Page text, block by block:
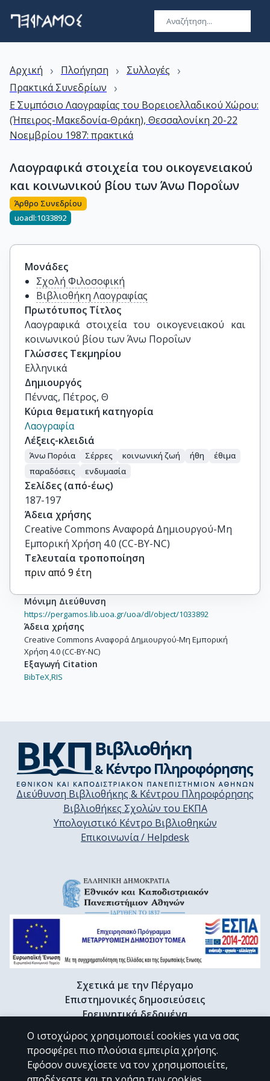
Αρχική › Πλοήγηση › Συλλογές ›
Πρακτικά Συνεδρίων ›
Ε΄ Συμπόσιο Λαογραφίας του Βορειοελλαδικού Χώρου:
(Ήπειρος-Μακεδονία-Θράκη), Θεσσαλονίκη 20-22
Νοεμβρίου 1987: πρακτικά
Λαογραφικά στοιχεία του οικογενειακού
και κοινωνικού βίου των Άνω Ποροΐων
Άρθρο Συνεδρίου
uoadl:1033892
Μονάδες
Σχολή Φιλοσοφική
Βιβλιοθήκη Λαογραφίας
Πρωτότυπος Τίτλος
Λαογραφικά στοιχεία του οικογενειακού και
κοινωνικού βίου των Άνω Ποροΐων
Γλώσσες Τεκμηρίου
Ελληνικά
Δημιουργός
Πέννας, Πέτρος, Θ
Κύρια θεματική κατηγορία
Λαογραφία
Λέξεις-κλειδιά
Άνω Πορόια Σέρρες κοινωνική ζωή ήθη
έθιμα
παραδόσεις
ενδυμασία
Σελίδες (από-έως)
187-197
Άδεια χρήσης
Creative Commons Αναφορά Δημιουργού-Μη
Εμπορική Χρήση 4.0 (CC-BY-NC)
Τελευταία τροποποίηση
πριν από 9 έτη
Μόνιμη Διεύθυνση
https://pergamos.lib.uoa.gr/uoa/dl/object/1033892
Άδεια χρήσης
Creative Commons Αναφορά Δημιουργού-Μη Εμπορική
Χρήση 4.0 (CC-BY-NC)
Εξαγωγή Citation
BibTeX,RIS
Διεύθυνση Βιβλιοθήκης & Κέντρου Πληροφόρησης
Βιβλιοθήκες Σχολών του ΕΚΠΑ
Υπολογιστικό Κέντρο Βιβλιοθηκών
Επικοινωνία / Helpdesk
Σχετικά με την Πέργαμο
Επιστημονικές δημοσιεύσεις
Ερευνητικά δεδομένα
Διδακτορικές διατριβές & Γκρίζα βιβλιογραφία
Προφίλ Ερευνητή
Ο ιστοχώρος χρησιμοποιεί cookies για να σας
προσφέρει πιο πλούσια εμπειρία χρήσης.
Εφόσον συνεχίσετε να τον χρησιμοποιείτε,